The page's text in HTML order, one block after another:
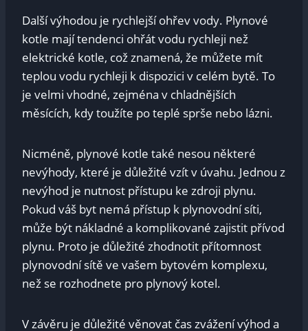
Další výhodou je rychlejší ohřev vody. Plynové
kotle mají tendenci ohřát vodu rychleji než
elektrické kotle, což znamená, že můžete mít
teplou vodu rychleji k dispozici v celém bytě. To
je velmi vhodné, zejména v chladnějších
měsících, kdy toužíte po teplé sprše nebo lázni.
Nicméně, plynové kotle také nesou některé
nevýhody, které je důležité vzít v úvahu. Jednou z
nevýhod je nutnost přístupu ke zdroji plynu.
Pokud váš byt nemá přístup k plynovodní síti,
může být nákladné a komplikované zajistit přívod
plynu. Proto je důležité zhodnotit přítomnost
plynovodní sítě ve vašem bytovém komplexu,
než se rozhodnete pro plynový kotel.
V závěru je důležité věnovat čas zvážení výhod a